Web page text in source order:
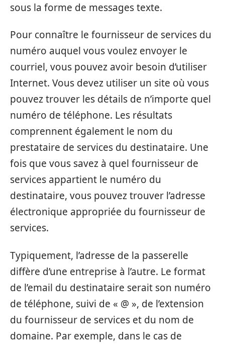
sous la forme de messages texte.
Pour connaître le fournisseur de services du
numéro auquel vous voulez envoyer le
courriel, vous pouvez avoir besoin d’utiliser
Internet. Vous devez utiliser un site où vous
pouvez trouver les détails de n’importe quel
numéro de téléphone. Les résultats
comprennent également le nom du
prestataire de services du destinataire. Une
fois que vous savez à quel fournisseur de
services appartient le numéro du
destinataire, vous pouvez trouver l’adresse
électronique appropriée du fournisseur de
services.
Typiquement, l’adresse de la passerelle
diffère d’une entreprise à l’autre. Le format
de l’email du destinataire serait son numéro
de téléphone, suivi de « @ », de l’extension
du fournisseur de services et du nom de
domaine. Par exemple, dans le cas de